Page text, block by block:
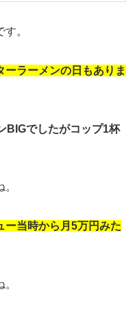
。
ラーメンの日もありま
BIGでしたがコップ1杯
ー当時から月5万円みた